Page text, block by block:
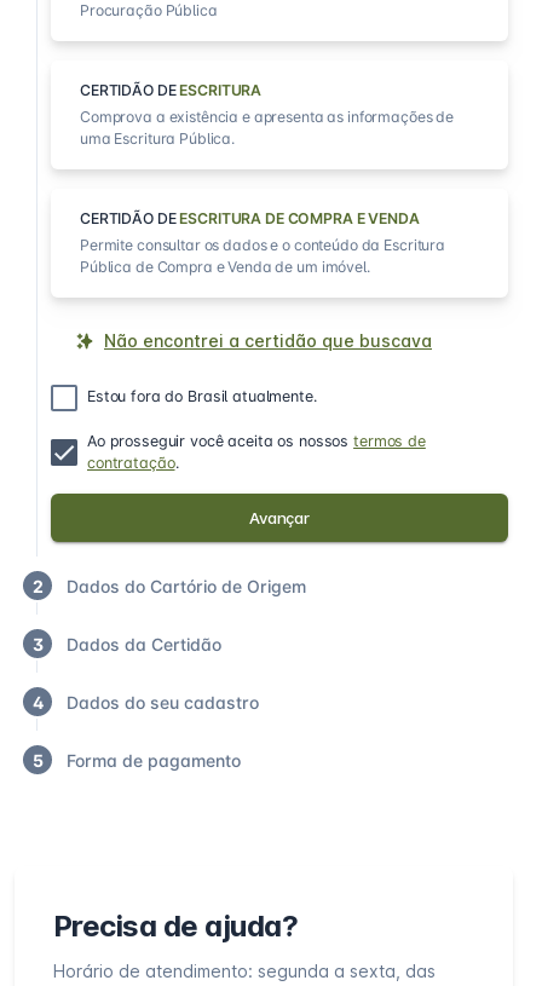
Procuração Pública
CERTIDÃO DEESCRITURA
Comprova a existência e apresenta as informações de
uma Escritura Pública.
CERTIDÃO DEESCRITURA DE COMPRA E VENDA
Permite consultar os dados e o conteúdo da Escritura
Pública de Compra e Venda de um imóvel.
Não encontrei a certidão que buscava
Estou fora do Brasil atualmente.
Ao prosseguir você aceita os nossostermos de
contratação.
Avançar
2 Dados do Cartório de Origem
3 Dados da Certidão
4 Dados do seu cadastro
5 Forma de pagamento
Precisa de ajuda?
Horário de atendimento: segunda a sexta, das